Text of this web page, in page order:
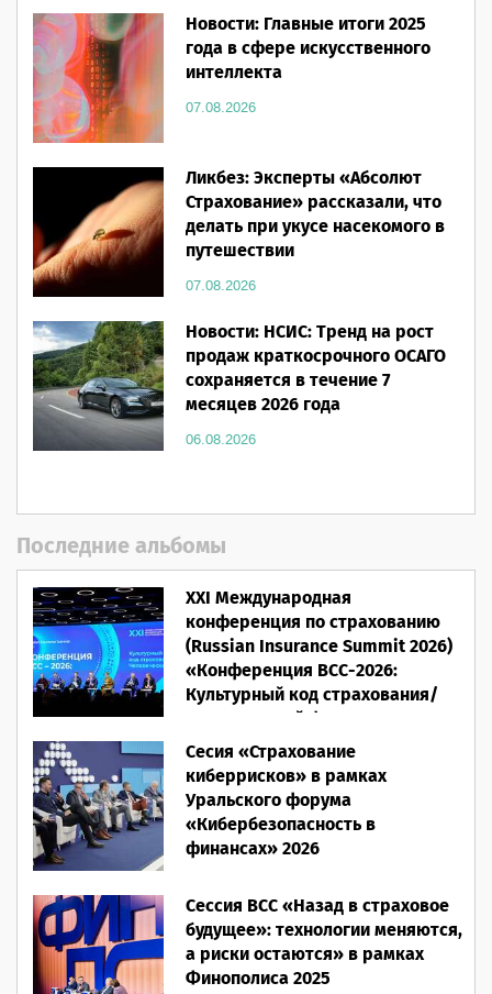
Новости: Главные итоги 2025
года в сфере искусственного
интеллекта
07.08.2026
Ликбез: Эксперты «Абсолют
Страхование» рассказали, что
делать при укусе насекомого в
путешествии
07.08.2026
Новости: НСИС: Тренд на рост
продаж краткосрочного ОСАГО
сохраняется в течение 7
месяцев 2026 года
06.08.2026
Последние альбомы
XXI Международная
конференция по страхованию
(Russian Insurance Summit 2026)
«Конференция ВСС-2026:
Культурный код страхования/
Человеческий фактор»
28.05.2026
Сесия «Страхование
киберрисков» в рамках
Уральского форума
«Кибербезопасность в
финансах» 2026
Сессия ВСС «Назад в страховое
будущее»: технологии меняются,
а риски остаются» в рамках
Финополиса 2025